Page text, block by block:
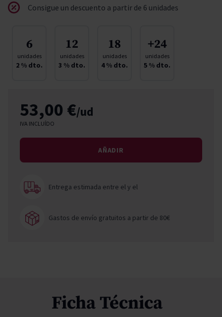
Consigue un descuento a partir de 6 unidades
6
unidades
2 % dto.
12
unidades
3 % dto.
18
unidades
4% dto.
+24
unidades
5 % dto.
53,00 €/ud
IVA INCLUÍDO
AÑADIR
Entrega estimada entre ely el
Gastos de envío gratuitos a partir de 80€
Ficha Técnica